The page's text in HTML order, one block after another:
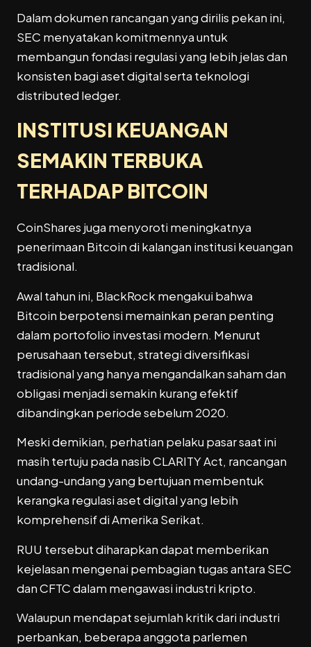
Dalam dokumen rancangan yang dirilis pekan ini,
SEC menyatakan komitmennya untuk
membangun fondasi regulasi yang lebih jelas dan
konsisten bagi aset digital serta teknologi
distributed ledger.
INSTITUSI KEUANGAN
SEMAKIN TERBUKA
TERHADAP BITCOIN
CoinShares juga menyoroti meningkatnya
penerimaan Bitcoin di kalangan institusi keuangan
tradisional.
Awal tahun ini, BlackRock mengakui bahwa
Bitcoin berpotensi memainkan peran penting
dalam portofolio investasi modern. Menurut
perusahaan tersebut, strategi diversifikasi
tradisional yang hanya mengandalkan saham dan
obligasi menjadi semakin kurang efektif
dibandingkan periode sebelum 2020.
Meski demikian, perhatian pelaku pasar saat ini
masih tertuju pada nasib CLARITY Act, rancangan
undang-undang yang bertujuan membentuk
kerangka regulasi aset digital yang lebih
komprehensif di Amerika Serikat.
RUU tersebut diharapkan dapat memberikan
kejelasan mengenai pembagian tugas antara SEC
dan CFTC dalam mengawasi industri kripto.
Walaupun mendapat sejumlah kritik dari industri
perbankan, beberapa anggota parlemen